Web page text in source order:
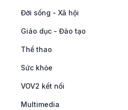
Đời sống - Xã hội
Giáo dục - Đào tạo
Thể thao
Sức khỏe
VOV2 kết nối
Multimedia